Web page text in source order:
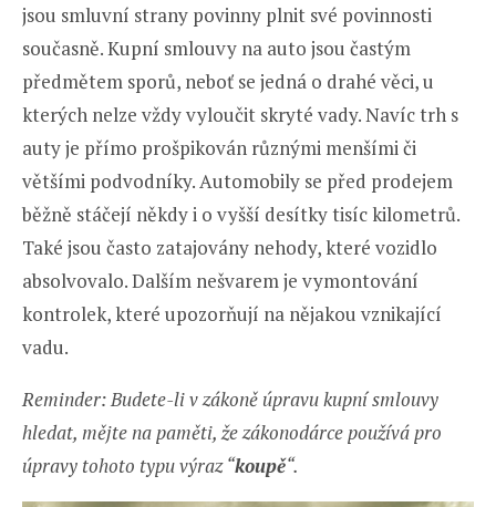
jsou smluvní strany povinny plnit své povinnosti
současně. Kupní smlouvy na auto jsou častým
předmětem sporů, neboť se jedná o drahé věci, u
kterých nelze vždy vyloučit skryté vady. Navíc trh s
auty je přímo prošpikován různými menšími či
většími podvodníky. Automobily se před prodejem
běžně stáčejí někdy i o vyšší desítky tisíc kilometrů.
Také jsou často zatajovány nehody, které vozidlo
absolvovalo. Dalším nešvarem je vymontování
kontrolek, které upozorňují na nějakou vznikající
vadu.
Reminder: Budete-li v zákoně úpravu kupní smlouvy
hledat, mějte na paměti, že zákonodárce používá pro
úpravy tohoto typu výraz “koupě“.